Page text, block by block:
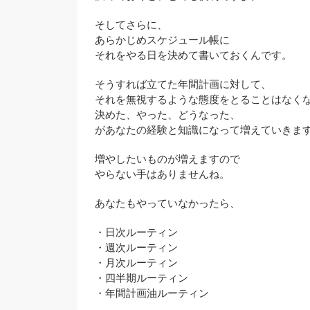
そしてさらに、
あらかじめスケジュール帳に
それをやる日を決めて書いておくんです。
そうすれば立てた年間計画に対して、
それを無視するような態度をとることはなく
決めた、やった、どうなった、
があなたの経験と知識になって増えていきます
増やしたいものが増えますので
やらない手はありませんね。
あなたもやっていなかったら、
・日次ルーティン
・週次ルーティン
・月次ルーティン
・四半期ルーティン
・年間計画油ルーティン